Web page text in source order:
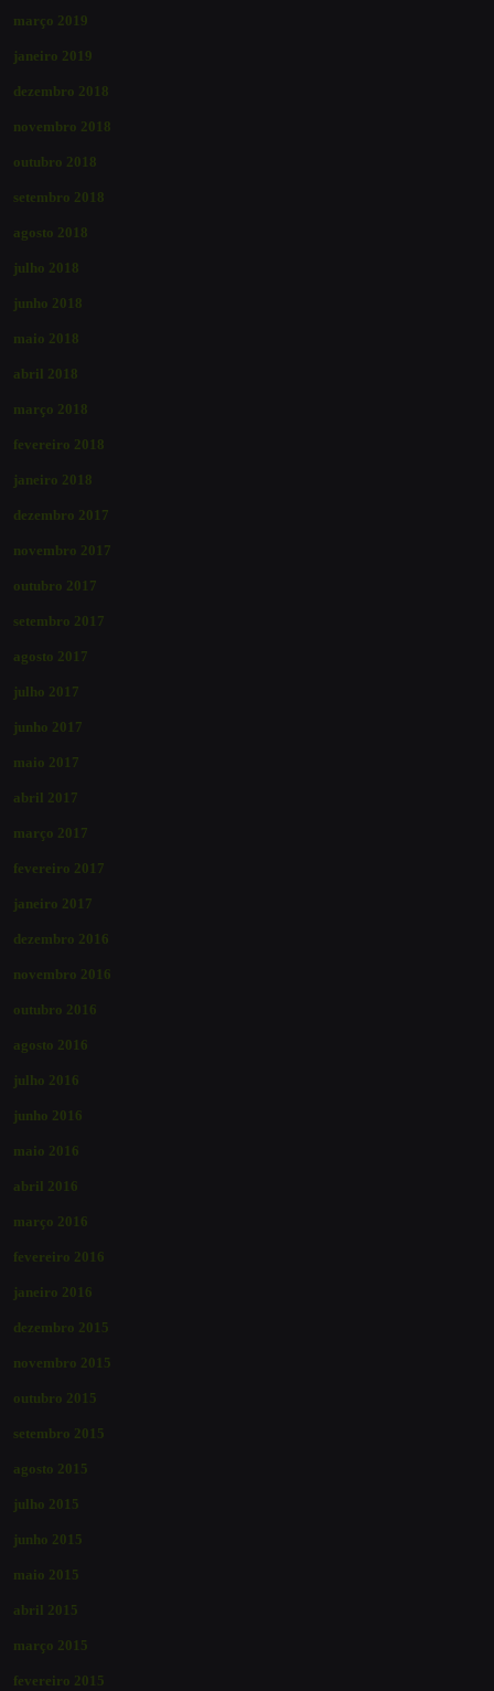
março 2019
janeiro 2019
dezembro 2018
novembro 2018
outubro 2018
setembro 2018
agosto 2018
julho 2018
junho 2018
maio 2018
abril 2018
março 2018
fevereiro 2018
janeiro 2018
dezembro 2017
novembro 2017
outubro 2017
setembro 2017
agosto 2017
julho 2017
junho 2017
maio 2017
abril 2017
março 2017
fevereiro 2017
janeiro 2017
dezembro 2016
novembro 2016
outubro 2016
agosto 2016
julho 2016
junho 2016
maio 2016
abril 2016
março 2016
fevereiro 2016
janeiro 2016
dezembro 2015
novembro 2015
outubro 2015
setembro 2015
agosto 2015
julho 2015
junho 2015
maio 2015
abril 2015
março 2015
fevereiro 2015